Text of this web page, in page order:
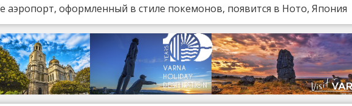
аэропорт, оформленный в стиле покемонов, появится в Ното, Япония